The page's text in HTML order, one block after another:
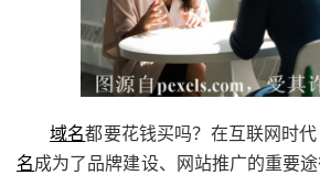
域名都要花钱买吗？在互联网时
名成为了品牌建设、网站推广的重要